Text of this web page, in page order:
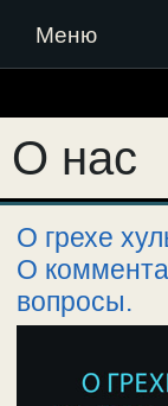
Меню
к
содержимому
О нас
О грехе
О
вопросы.